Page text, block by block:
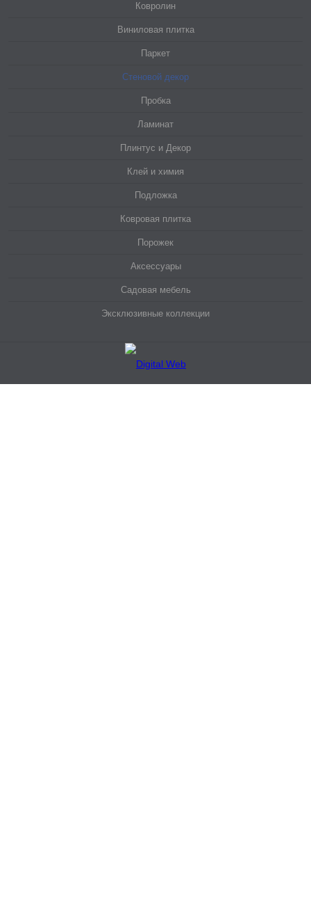
Ковролин
Виниловая плитка
Паркет
Стеновой декор
Пробка
Ламинат
Плинтус и Декор
Клей и химия
Подложка
Ковровая плитка
Порожек
Аксессуары
Садовая мебель
Эксклюзивные коллекции